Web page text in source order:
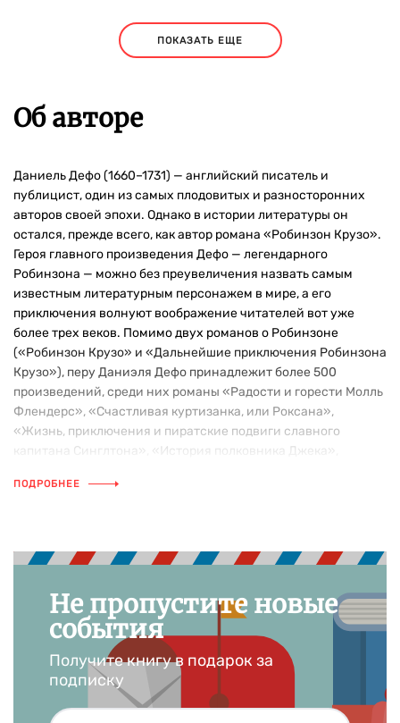
ПОКАЗАТЬ ЕЩЕ
Об авторе
Даниель Дефо (1660–1731) — английский писатель и
публицист, один из самых плодовитых и разносторонних
авторов своей эпохи. Однако в истории литературы он
остался, прежде всего, как автор романа «Робинзон Крузо».
Героя главного произведения Дефо — легендарного
Робинзона — можно без преувеличения назвать самым
известным литературным персонажем в мире, а его
приключения волнуют воображение читателей вот уже
более трех веков. Помимо двух романов о Робинзоне
(«Робинзон Крузо» и «Дальнейшие приключения Робинзона
Крузо»), перу Даниэля Дефо принадлежит более 500
произведений, среди них романы «Радости и горести Молль
Флендерс», «Счастливая куртизанка, или Роксана»,
«Жизнь, приключения и пиратские подвиги славного
капитана Синглтона», «История полковника Джека»,
ПОДРОБНЕЕ
Не пропустите новые
события
Получите книгу в подарок за
подписку